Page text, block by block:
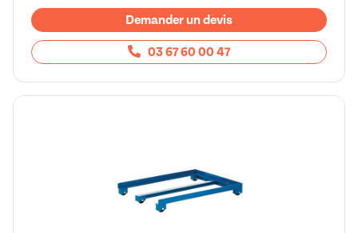
Demander un devis
03 67 60 00 47